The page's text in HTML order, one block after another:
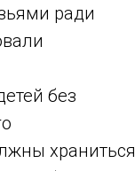
ради
без
храниться